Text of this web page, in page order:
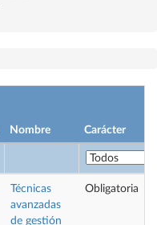
Nombre Carácter
Técnicas
avanzadas
de gestión
Obligatoria